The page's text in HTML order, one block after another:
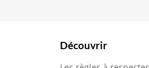
Découvrir